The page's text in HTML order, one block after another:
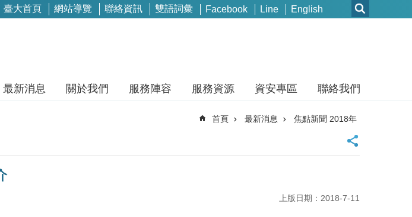
臺大首頁 網站導覽 聯絡資訊 雙語詞彙 Facebook Line English
最新消息 關於我們 服務陣容 服務資源 資安專區 聯絡我們
首頁 最新消息 焦點新聞 2018年
上版日期：2018-7-11